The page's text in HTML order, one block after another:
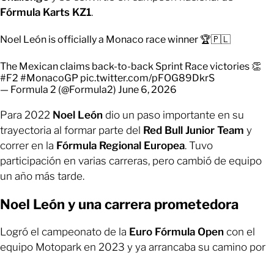
Fórmula Karts KZ1.
Noel León is officially a Monaco race winner 🏆🇵🇱
The Mexican claims back-to-back Sprint Race victories 👏
#F2 #MonacoGP pic.twitter.com/pFOG89DkrS
— Formula 2 (@Formula2) June 6, 2026
Para 2022 Noel León dio un paso importante en su
trayectoria al formar parte del Red Bull Junior Team y
correr en la Fórmula Regional Europea. Tuvo
participación en varias carreras, pero cambió de equipo
un año más tarde.
Noel León y una carrera prometedora
Logró el campeonato de la Euro Fórmula Open con el
equipo Motopark en 2023 y ya arrancaba su camino por